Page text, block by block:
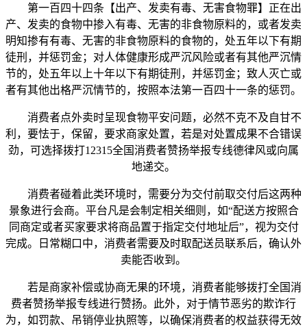
第一百四十四条【出产、发卖有毒、无害食物罪】正在出
产、发卖的食物中掺入有毒、无害的非食物原料的，或者发卖
明知掺有有毒、无害的非食物原料的食物的，处五年以下有期
徒刑，并惩罚金；对人体健康形成严沉风险或者有其他严沉情
节的，处五年以上十年以下有期徒刑，并惩罚金；致人灭亡或
者有其他出格严沉情节的，按照本法第一百四十一条的惩罚。
消费者点外卖时呈现食物平安问题，必然不克不及自甘不
利，要怯于，保留，要求商家处置，若是对处置成果不合错误
劲，可选择拨打12315全国消费者赞扬举报专线德律风或向属
地递交。
消费者碰着此类环境时，需要分为交付前取交付后这两种
景象进行会商。平台凡是会制定相关细则，如“配送方按照合
同商定或者买家要求将商品置于指定交付地址后”，视为交付
完成。日常糊口中，消费者需要及时取配送员联系后，确认外
卖能否收到。
若是商家补偿或协商无果的环境，消费者能够拨打全国消
费者赞扬举报专线进行赞扬。此外，对于情节恶劣的欺诈行
为，如罚款、吊销停业执照等，以确保消费者的权益获得无效